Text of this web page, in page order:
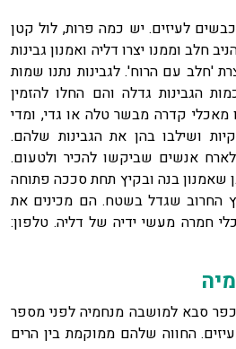
לעיזים. יש כמה פרות, לול קטן
חלב וממנו יצרו דליה ואמנון גבינות
'חלב עם הרוח'. לגבינות נתנו שמות
הגבינות גדלה והם החלו להזמין
מאכלי קדרה מבשר טלה או גדי, ומדי
ושילבו בהן את הגבינות שלהם.
אנשים שביקשו להכיר ולטעום.
שאמנון בנה ובקיץ תחת סככה פתוחה
החרוב שגדל בשטח. הם מכינים את
חמרה מעשי ידיה של דליה. טלפון:
סבא למושבה מנחמיה לפני מספר
החווה שלהם ממוקמת בין הרים